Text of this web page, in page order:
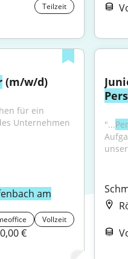
Teilzeit
(m/w/d)
für ein
Unternehmen
am
Vollzeit
€
"...